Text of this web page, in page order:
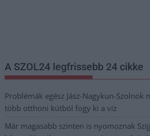
A SZOL24 legfrissebb 24 cikke
Problémák egész Jász-Nagykun-Szolnok
több otthoni kútból fogy ki a víz
Már magasabb szinten is nyomoznak